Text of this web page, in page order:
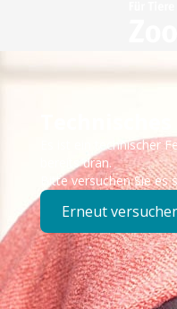
Es ist ein technischer
bereits dran.
Bitte versuchen Sie es
Erneut